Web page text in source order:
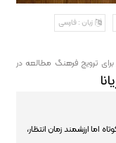
زبان : فارسی
اما ارزشمند زمان انتظار،